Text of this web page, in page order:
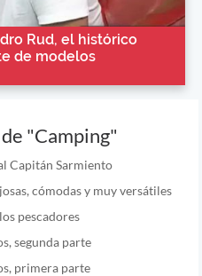
Rud, el histórico
de modelos
"Camping"
Capitán Sarmiento
cómodas y muy versátiles
pescadores
segunda parte
primera parte